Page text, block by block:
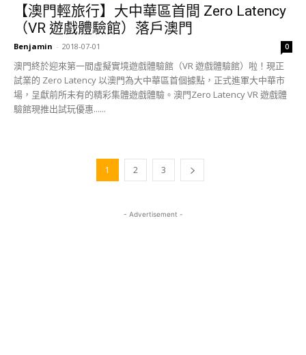
【澳門輕旅行】大中華區首間 Zero Latency
（VR 遊戲體驗館）落戶澳門
Benjamin - 2018-07-01 0
澳門終於迎來第一間虛擬實境遊戲體驗館（VR 遊戲體驗館）啦！現正
試業的 Zero Latency 以澳門為大中華區首個據點，正式進軍大中華市
場，呈獻前所未有的精彩集體遊戲體驗。澳門Zero Latency VR 遊戲體
驗館現推出試玩優惠......
1 2 3
- Advertisement -